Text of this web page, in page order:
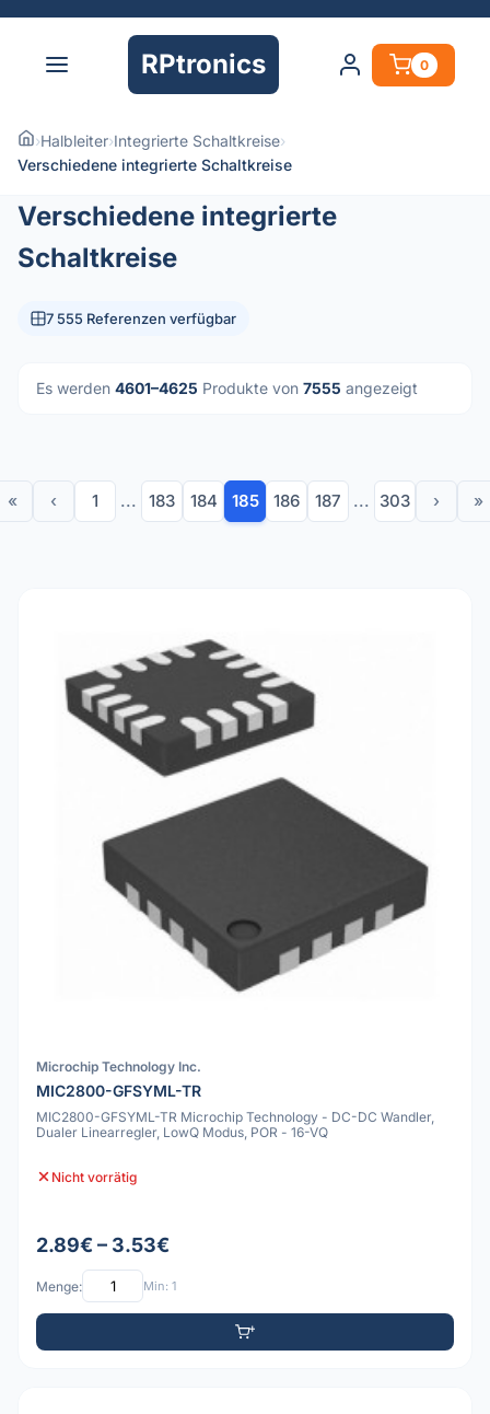
RPtronics 0
›Halbleiter›Integrierte Schaltkreise›
Verschiedene integrierte Schaltkreise
Verschiedene integrierte
Schaltkreise
7 555 Referenzen verfügbar
Es werden 4601–4625 Produkte von 7555 angezeigt
« ‹ 1 ... 183 184 185 186 187 ... 303 › »
Microchip Technology Inc.
MIC2800-GFSYML-TR
MIC2800-GFSYML-TR Microchip Technology - DC-DC Wandler,
Dualer Linearregler, LowQ Modus, POR - 16-VQ
Nicht vorrätig
2.89€ – 3.53€
Menge: Min: 1